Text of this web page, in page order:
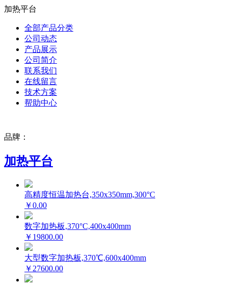
加热平台
全部产品分类
公司动态
产品展示
公司简介
联系我们
在线留言
技术方案
帮助中心
品牌：
加热平台
高精度恒温加热台,350x350mm,300°C
￥0.00
数字加热板,370°C,400x400mm
￥19800.00
大型数字加热板,370℃,600x400mm
￥27600.00